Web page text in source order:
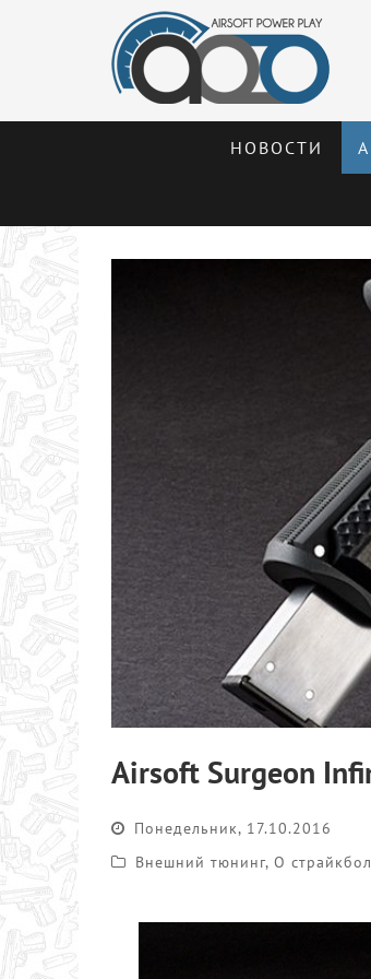
НОВОСТИ
Airsoft Surgeon
Понедельник, 17.10.2016
Внешний тюнинг, О